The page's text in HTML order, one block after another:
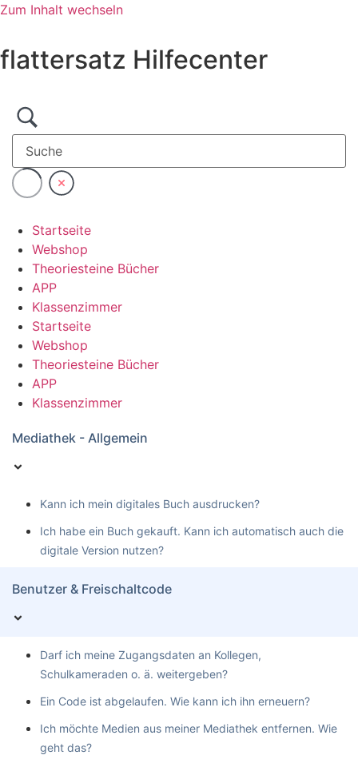
Zum Inhalt wechseln
flattersatz Hilfecenter
Startseite
Webshop
Theoriesteine Bücher
APP
Klassenzimmer
Startseite
Webshop
Theoriesteine Bücher
APP
Klassenzimmer
Mediathek - Allgemein
Kann ich mein digitales Buch ausdrucken?
Ich habe ein Buch gekauft. Kann ich automatisch auch die
digitale Version nutzen?
Benutzer & Freischaltcode
Darf ich meine Zugangsdaten an Kollegen,
Schulkameraden o. ä. weitergeben?
Ein Code ist abgelaufen. Wie kann ich ihn erneuern?
Ich möchte Medien aus meiner Mediathek entfernen. Wie
geht das?